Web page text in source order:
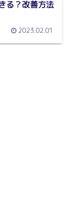
る？改善方法
2023.02.01